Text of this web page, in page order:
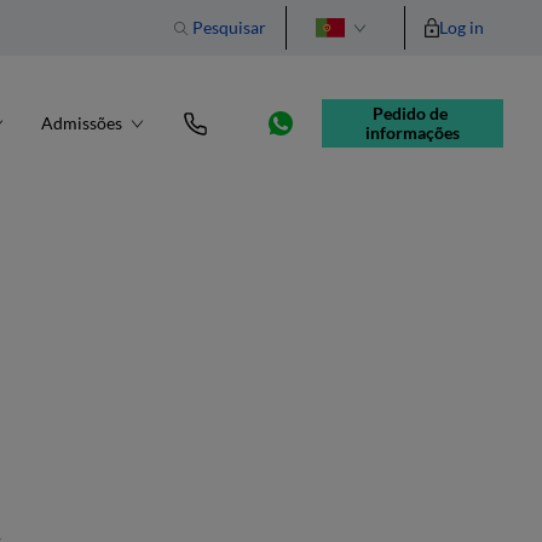
Pesquisar
English
Log in
Admissões
Pedido de
informações